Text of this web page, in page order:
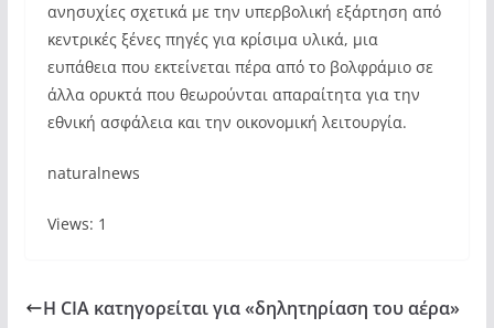
ανησυχίες σχετικά με την υπερβολική εξάρτηση από
κεντρικές ξένες πηγές για κρίσιμα υλικά, μια
ευπάθεια που εκτείνεται πέρα από το βολφράμιο σε
άλλα ορυκτά που θεωρούνται απαραίτητα για την
εθνική ασφάλεια και την οικονομική λειτουργία.
naturalnews
Views: 1
Η CIA κατηγορείται για «δηλητηρίαση του αέρα»